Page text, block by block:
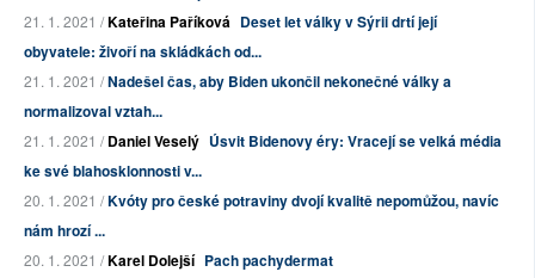
21. 1. 2021 /Kateřina Paříková Deset let války v Sýrii drtí její
obyvatele: živoří na skládkách od...
21. 1. 2021 /Nadešel čas, aby Biden ukončil nekonečné války a
normalizoval vztah...
21. 1. 2021 /Daniel Veselý Úsvit Bidenovy éry: Vracejí se velká média
ke své blahosklonnosti v...
20. 1. 2021 /Kvóty pro české potraviny dvojí kvalitě nepomůžou, navíc
nám hrozí ...
20. 1. 2021 /Karel Dolejší Pach pachydermat